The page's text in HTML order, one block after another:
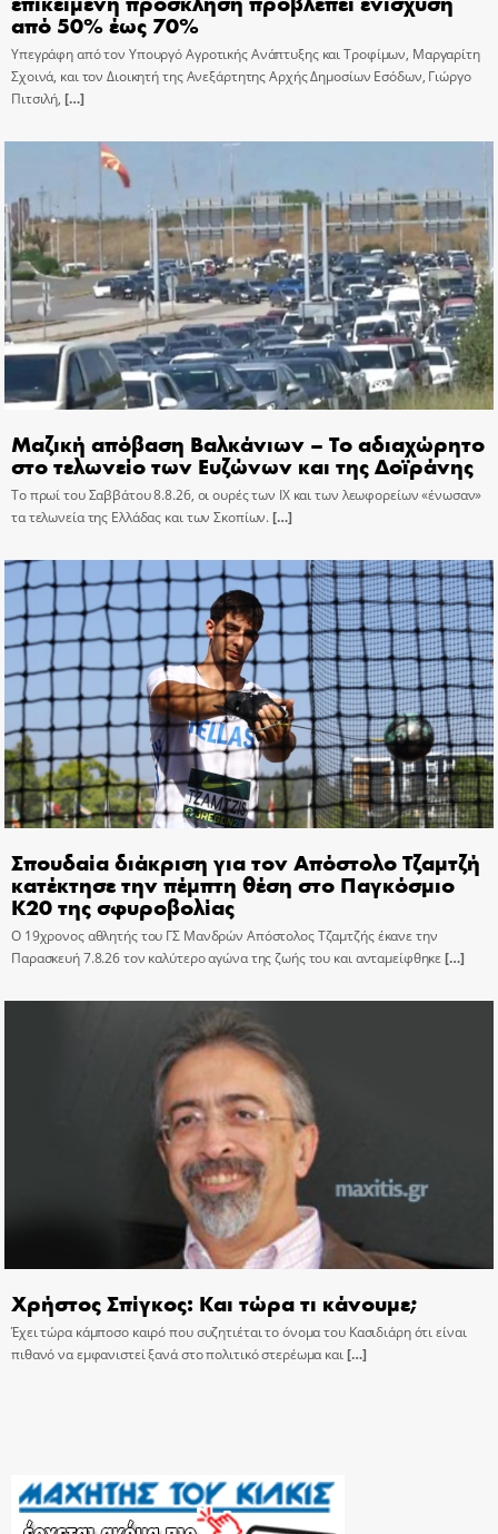
από 50% έως 70%
Υπεγράφη από τον Υπουργό Αγροτικής Ανάπτυξης και Τροφίμων, Μαργαρίτη
Σχοινά, και τον Διοικητή της Ανεξάρτητης Αρχής Δημοσίων Εσόδων, Γιώργο
Πιτσιλή, […]
Μαζική απόβαση Βαλκάνιων – Το αδιαχώρητο
στο τελωνείο των Ευζώνων και της Δοϊράνης
Το πρωί του Σαββάτου 8.8.26, οι ουρές των ΙΧ και των λεωφορείων «ένωσαν»
τα τελωνεία της Ελλάδας και των Σκοπίων.[…]
Σπουδαία διάκριση για τον Απόστολο Τζαμτζή
κατέκτησε την πέμπτη θέση στο Παγκόσμιο
Κ20 της σφυροβολίας
Ο 19χρονος αθλητής του ΓΣ Μανδρών Απόστολος Τζαμτζής έκανε την
Παρασκευή 7.8.26 τον καλύτερο αγώνα της ζωής του και ανταμείφθηκε[…]
Χρήστος Σπίγκος: Και τώρα τι κάνουμε;
Έχει τώρα κάμποσο καιρό που συζητιέται το όνομα του Κασιδιάρη ότι είναι
πιθανό να εμφανιστεί ξανά στο πολιτικό στερέωμα και[…]